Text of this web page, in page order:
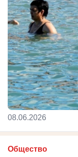
08.06.2026
Общество